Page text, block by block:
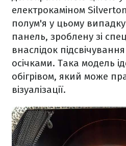
електрокаміном
полум'я у цьому
панель, зроблену зі
внаслідок
осічками. Така модель
обігрівом, який може
візуалізації.